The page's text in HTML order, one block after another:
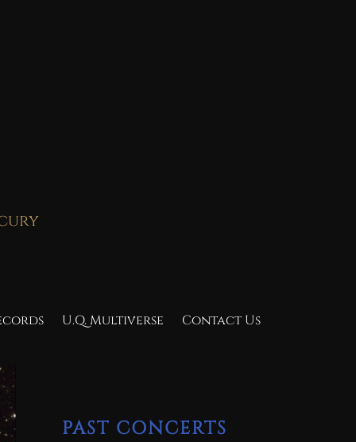
U.Q. Multiverse Contact Us
PAST CONCERTS